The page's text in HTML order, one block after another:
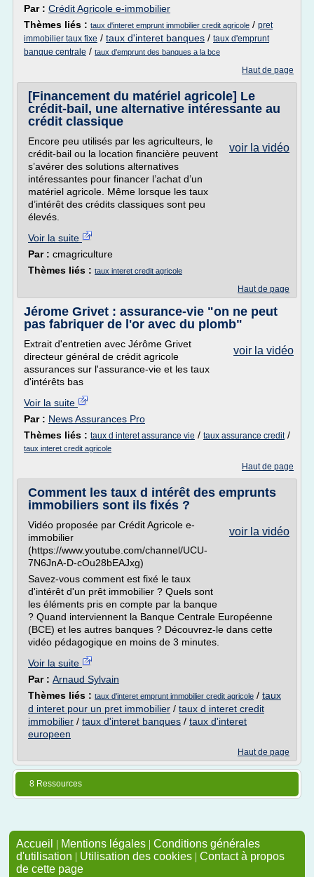
Par : Crédit Agricole e-immobilier
Thèmes liés : taux d'interet emprunt immobilier credit agricole / pret
immobilier taux fixe / taux d'interet banques / taux d'emprunt
banque centrale / taux d'emprunt des banques a la bce
Haut de page
[Financement du matériel agricole] Le
crédit-bail, une alternative intéressante au
crédit classique
voir la vidéo
Encore peu utilisés par les agriculteurs, le
crédit-bail ou la location financière peuvent
s’avérer des solutions alternatives
intéressantes pour financer l’achat d’un
matériel agricole. Même lorsque les taux
d’intérêt des crédits classiques sont peu
élevés.
Voir la suite
Par : cmagriculture
Thèmes liés : taux interet credit agricole
Haut de page
Jérome Grivet : assurance-vie "on ne peut
pas fabriquer de l'or avec du plomb"
voir la vidéo
Extrait d'entretien avec Jérôme Grivet
directeur général de crédit agricole
assurances sur l'assurance-vie et les taux
d'intérêts bas
Voir la suite
Par : News Assurances Pro
Thèmes liés : taux d interet assurance vie / taux assurance credit/
taux interet credit agricole
Haut de page
Comment les taux d intérêt des emprunts
immobiliers sont ils fixés ?
voir la vidéo
Vidéo proposée par Crédit Agricole e-
immobilier
(https://www.youtube.com/channel/UCU-
7N6JnA-D-cOu28bEAJxg)
Savez-vous comment est fixé le taux
d'intérêt d'un prêt immobilier ? Quels sont
les éléments pris en compte par la banque
? Quand interviennent la Banque Centrale Européenne
(BCE) et les autres banques ? Découvrez-le dans cette
vidéo pédagogique en moins de 3 minutes.
Voir la suite
Par : Arnaud Sylvain
Thèmes liés : taux d'interet emprunt immobilier credit agricole / taux
d interet pour un pret immobilier / taux d interet credit
immobilier / taux d'interet banques / taux d'interet
europeen
Haut de page
8 Ressources
Accueil | Mentions légales | Conditions générales
d'utilisation | Utilisation des cookies | Contact à propos
de cette page